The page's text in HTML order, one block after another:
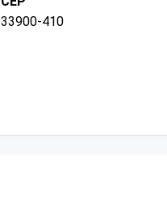
33900-410